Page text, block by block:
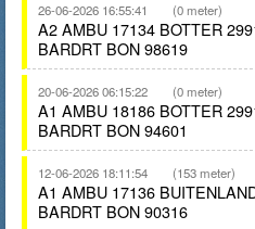
26-06-2026 16:55:41 (0 meter)
A2 AMBU 17134 BOTTER
BARDRT BON 98619
20-06-2026 06:15:22 (0 meter)
A1 AMBU 18186 BOTTER
BARDRT BON 94601
12-06-2026 18:11:54 (153 meter)
A1 AMBU 17136
BARDRT BON 90316